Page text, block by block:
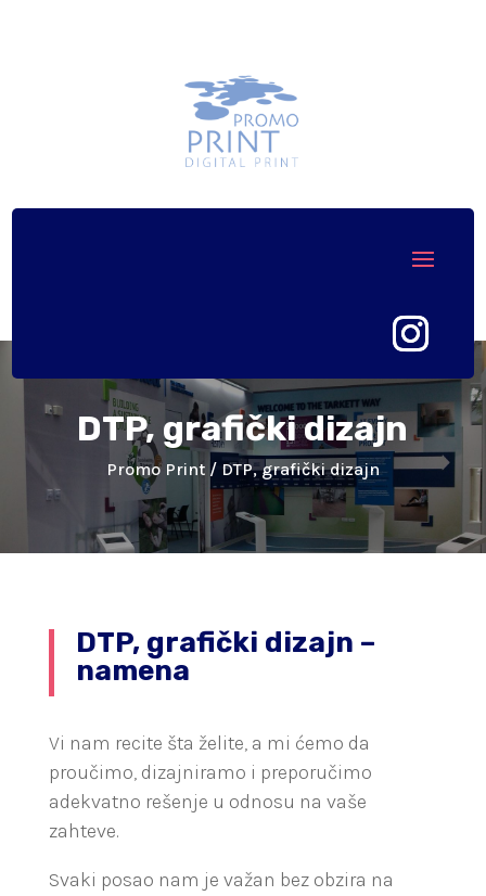
DTP, grafički dizajn
Promo Print/ DTP, grafički dizajn
DTP, grafički dizajn –
namena
Vi nam recite šta želite, a mi ćemo da
proučimo, dizajniramo i preporučimo
adekvatno rešenje u odnosu na vaše
zahteve.
Svaki posao nam je važan bez obzira na